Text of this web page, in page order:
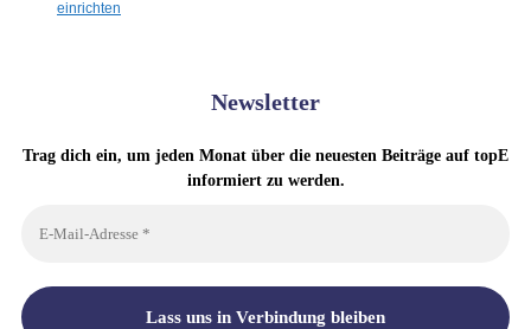
einrichten
Newsletter
Trag dich ein, um jeden Monat über die neuesten Beiträge auf topE
informiert zu werden.